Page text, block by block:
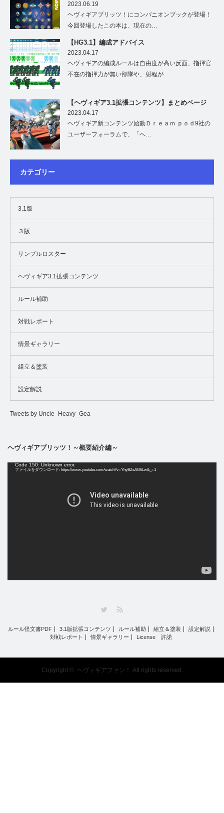
2023.06.19
ヘヴィギアブリッツ！にコンパニオンブックが登場！
今回登場したこの本は、現在の…
【HG3.1】編成アドバイス
2023.04.17
ヘヴィギアの編成ルールは自由度が高い反面、指揮官
不在の指揮力が無い部隊や、射程が…
【ヘヴィギア3.1拡張コンテンツ】まとめページ
2023.04.17
ヘヴィギア新コンテンツ始動Ｄｒｅａｍ ｐｏｄ9社の
ユーザーフォーラムで、「ヘ…
カテゴリー
3.1版
３版
サンプルロスター
ヘヴィギア3.1拡張コンテンツ
ルール補助
対戦レポート
情景ギャラリー
組立＆塗装
設定解説
Tweets by Uncle_Heavy_Gea
ヘヴィギアブリッツ！～概要紹介編～
Code 150: Unknown error.
ファイルをダウンロード: https://www.youtube.com/watch?v=YhyBZsAG6Lw&_=1
ルール怪文書PDF 3.1版拡張コンテンツ ルール補助 組立＆塗装
設定解説
対戦レポート
情景ギャラリー License 許諾
Copyright © ヘヴィギアファン！ All rights reserved.